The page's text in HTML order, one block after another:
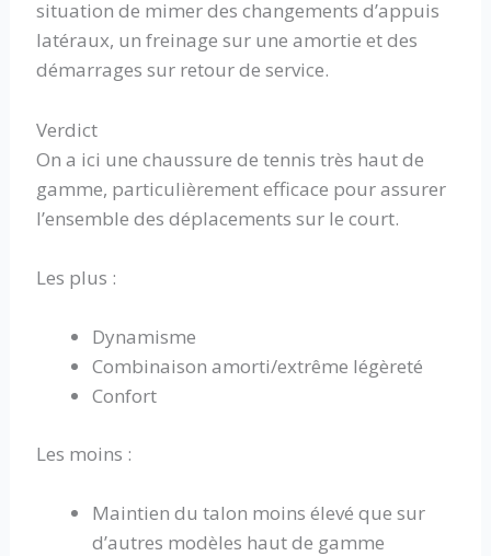
situation de mimer des changements d’appuis
latéraux, un freinage sur une amortie et des
démarrages sur retour de service.
Verdict
On a ici une chaussure de tennis très haut de
gamme, particulièrement efficace pour assurer
l’ensemble des déplacements sur le court.
Les plus :
Dynamisme
Combinaison amorti/extrême légèreté
Confort
Les moins :
Maintien du talon moins élevé que sur
d’autres modèles haut de gamme